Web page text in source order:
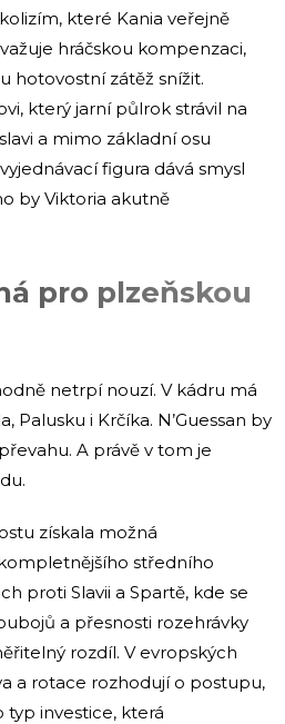
které Kania veřejně
hráčskou kompenzaci,
hotovostní zátěž snížit.
který jarní půlrok strávil na
a mimo základní osu
figura dává smysl
by Viktoria akutně
pro plzeňskou
netrpí nouzí. V kádru má
Palusku i Krčíka. N’Guessan by
A právě v tom je
získala možná
středního
proti Slavii a Spartě, kde se
a přesnosti rozehrávky
rozdíl. V evropských
a rotace rozhodují o postupu,
typ investice, která